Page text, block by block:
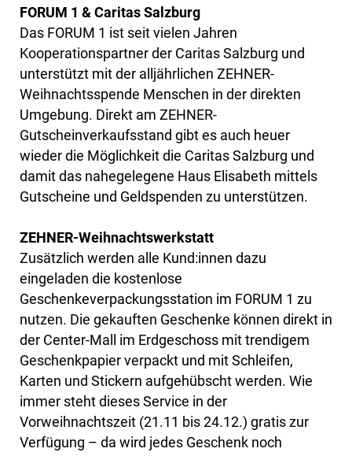
FORUM 1 & Caritas Salzburg
Das FORUM 1 ist seit vielen Jahren
Kooperationspartner der Caritas Salzburg und
unterstützt mit der alljährlichen ZEHNER-
Weihnachtsspende Menschen in der direkten
Umgebung. Direkt am ZEHNER-
Gutscheinverkaufsstand gibt es auch heuer
wieder die Möglichkeit die Caritas Salzburg und
damit das nahegelegene Haus Elisabeth mittels
Gutscheine und Geldspenden zu unterstützen.
ZEHNER-Weihnachtswerkstatt
Zusätzlich werden alle Kund:innen dazu
eingeladen die kostenlose
Geschenkeverpackungsstation im FORUM 1 zu
nutzen. Die gekauften Geschenke können direkt in
der Center-Mall im Erdgeschoss mit trendigem
Geschenkpapier verpackt und mit Schleifen,
Karten und Stickern aufgehübscht werden. Wie
immer steht dieses Service in der
Vorweihnachtszeit (21.11 bis 24.12.) gratis zur
Verfügung – da wird jedes Geschenk noch